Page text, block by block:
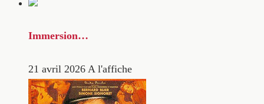
Immersion…
21 avril 2026 A l'affiche